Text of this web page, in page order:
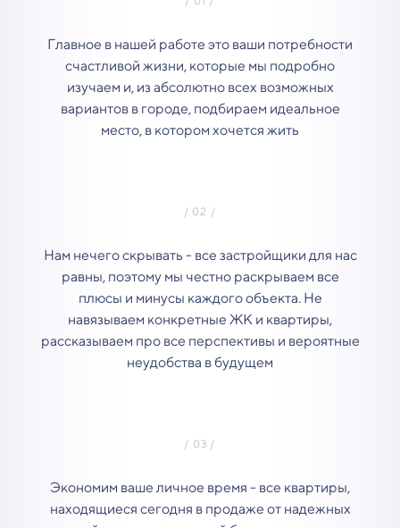
Главное в нашей работе это ваши потребности
счастливой жизни, которые мы подробно
изучаем и, из абсолютно всех возможных
вариантов в городе, подбираем идеальное
место, в котором хочется жить
Нам нечего скрывать - все застройщики для нас
равны, поэтому мы честно раскрываем все
плюсы и минусы каждого объекта. Не
навязываем конкретные ЖК и квартиры,
рассказываем про все перспективы и вероятные
неудобства в будущем
Экономим ваше личное время - все квартиры,
находящиеся сегодня в продаже от надежных